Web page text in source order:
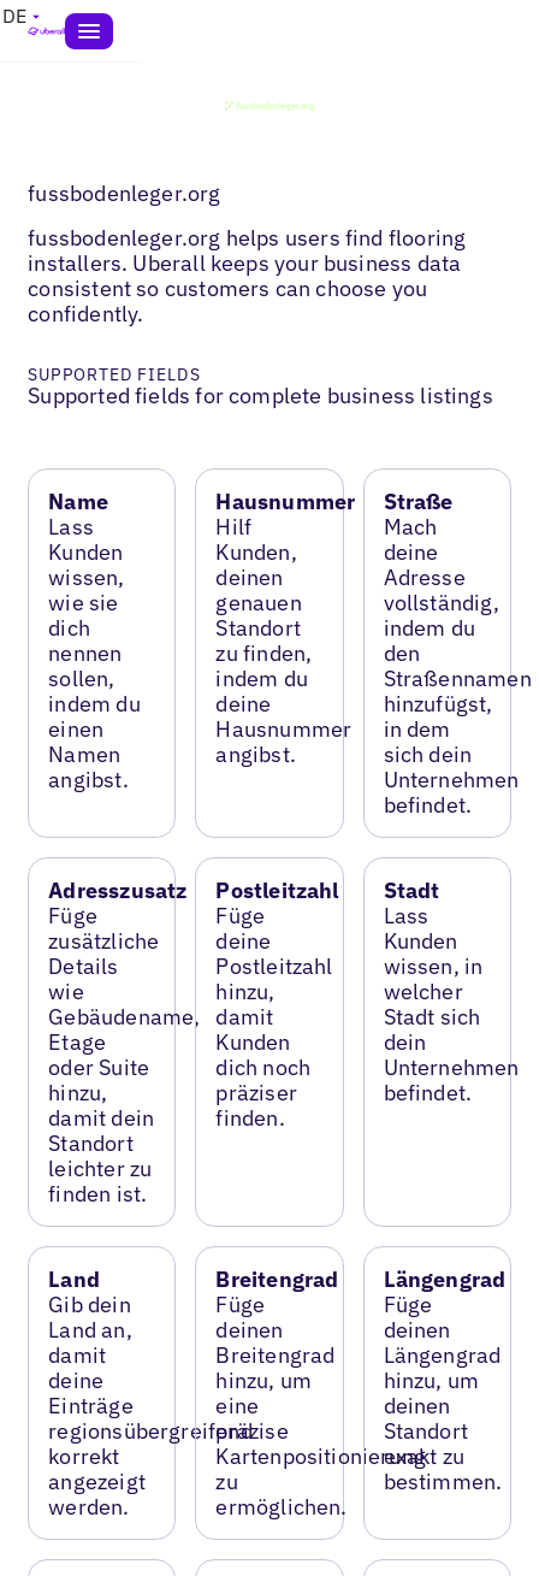
DE
fussbodenleger.org
fussbodenleger.org helps users find flooring
installers. Uberall keeps your business data
consistent so customers can choose you
confidently.
SUPPORTED FIELDS
Supported fields for complete business listings
Name
Lass
Kunden
wissen,
wie sie
dich
nennen
sollen,
indem du
einen
Namen
angibst.
Hausnummer
Hilf
Kunden,
deinen
genauen
Standort
zu finden,
indem du
deine
Hausnummer
angibst.
Straße
Mach
deine
Adresse
vollständig,
indem du
den
Straßennamen
hinzufügst,
in dem
sich dein
Unternehmen
befindet.
Adresszusatz
Füge
zusätzliche
Details
wie
Gebäudename,
Etage
oder Suite
hinzu,
damit dein
Standort
leichter zu
finden ist.
Postleitzahl
Füge
deine
Postleitzahl
hinzu,
damit
Kunden
dich noch
präziser
finden.
Stadt
Lass
Kunden
wissen, in
welcher
Stadt sich
dein
Unternehmen
befindet.
Land
Gib dein
Land an,
damit
deine
Einträge
regionsübergreifend
korrekt
angezeigt
werden.
Breitengrad
Füge
deinen
Breitengrad
hinzu, um
eine
präzise
Kartenpositionierung
zu
ermöglichen.
Längengrad
Füge
deinen
Längengrad
hinzu, um
deinen
Standort
exakt zu
bestimmen.